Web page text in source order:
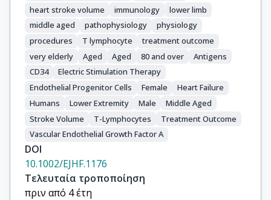
heart stroke volume
immunology
lower limb
middle aged
pathophysiology
physiology
procedures
T lymphocyte
treatment outcome
very elderly
Aged Aged 80 and over
Antigens
CD34
Electric Stimulation Therapy
Endothelial Progenitor Cells
Female
Heart Failure
Humans
Lower Extremity Male
Middle Aged
Stroke Volume
T-Lymphocytes
Treatment Outcome
Vascular Endothelial Growth Factor A
DOI
10.1002/EJHF.1176
Τελευταία τροποποίηση
πριν από 4 έτη